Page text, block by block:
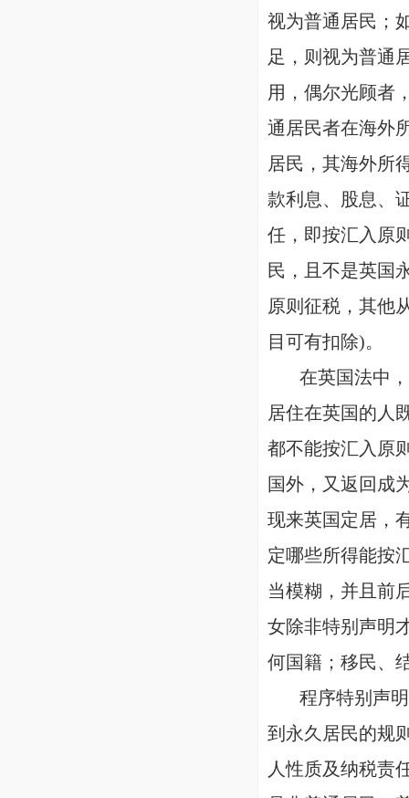
视为普通居民；
足，则视为普通
用，偶尔光顾者
通居民者在海外
居民，其海外所
款利息、股息、
任，即按汇入原
民，且不是英国
原则征税，其他
目可有扣除)。
在英国法中，
居住在英国的人
都不能按汇入原
国外，又返回成
现来英国定居，
定哪些所得能按
当模糊，并且前
女除非特别声明
何国籍；移民、
程序特别声明
到永久居民的规
人性质及纳税责